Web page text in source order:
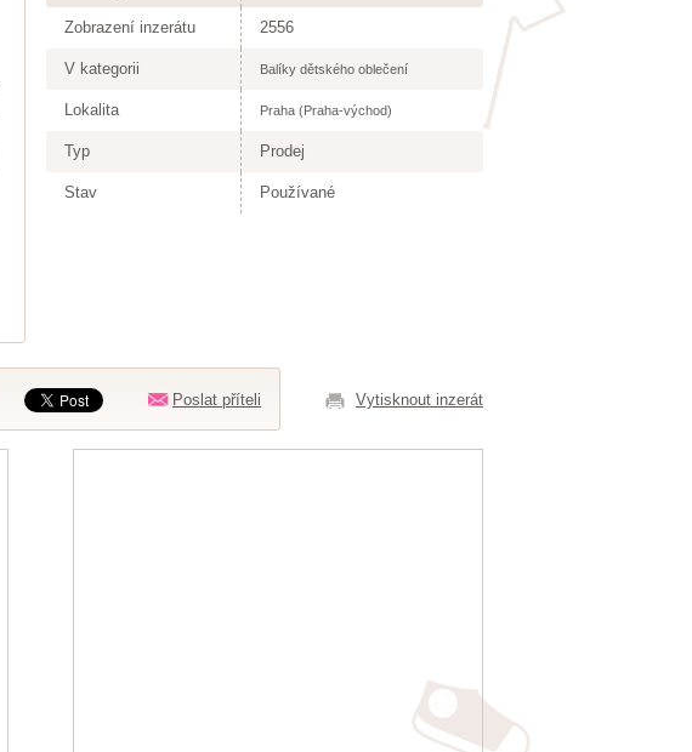
Zobrazení inzerátu 2556
V kategorii Balíky dětského oblečení
Lokalita Praha (Praha-východ)
Typ Prodej
Stav Používané
Poslat příteli Vytisknout inzerát